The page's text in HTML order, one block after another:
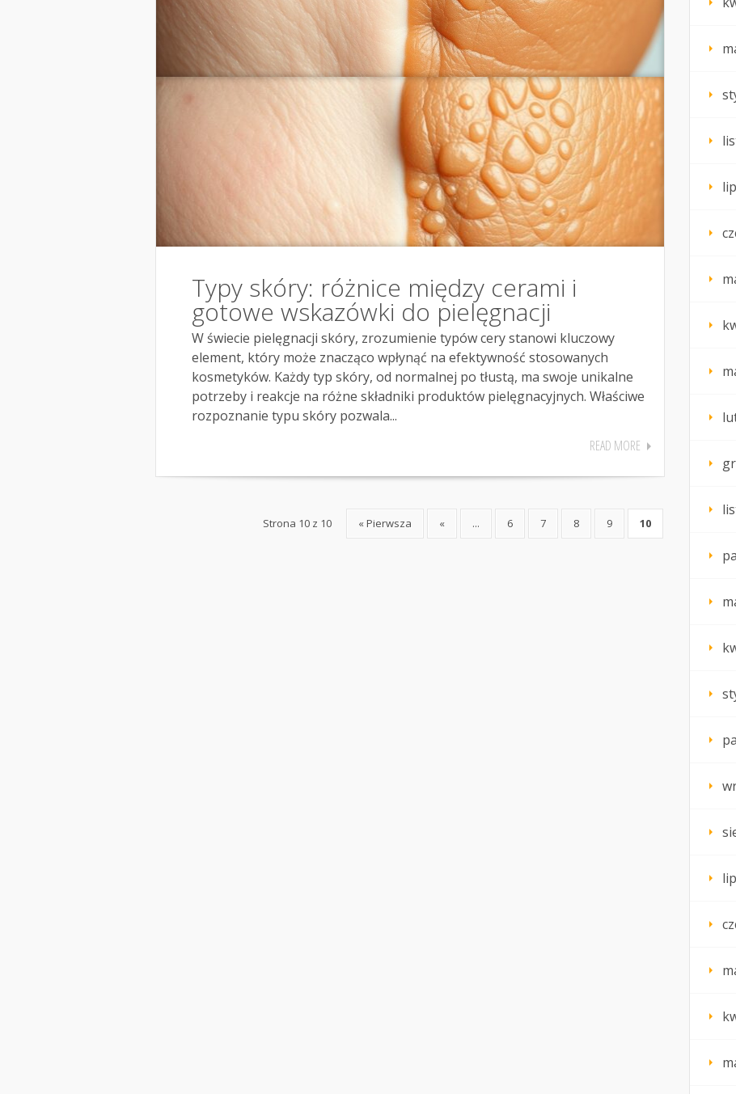
Typy skóry: różnice między cerami i
gotowe wskazówki do pielęgnacji
W świecie pielęgnacji skóry, zrozumienie typów cery stanowi kluczowy
element, który może znacząco wpłynąć na efektywność stosowanych
kosmetyków. Każdy typ skóry, od normalnej po tłustą, ma swoje unikalne
potrzeby i reakcje na różne składniki produktów pielęgnacyjnych. Właściwe
rozpoznanie typu skóry pozwala...
READ MORE
Strona 10 z 10 « Pierwsza « ... 6 7 8 9 10